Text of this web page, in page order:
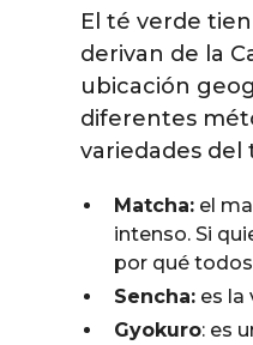
El té verde
derivan de la
ubicación
diferentes
variedades del
Matcha: el
intenso. Si
por qué
Sencha: es la
Gyokuro: es